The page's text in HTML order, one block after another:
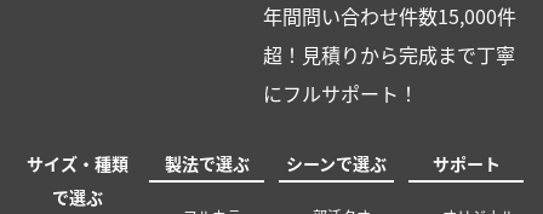
年間問い合わせ件数15,000件
超！見積りから完成まで丁寧
にフルサポート！
サイズ・種類
で選ぶ
製法で選ぶ シーンで選ぶ サポート